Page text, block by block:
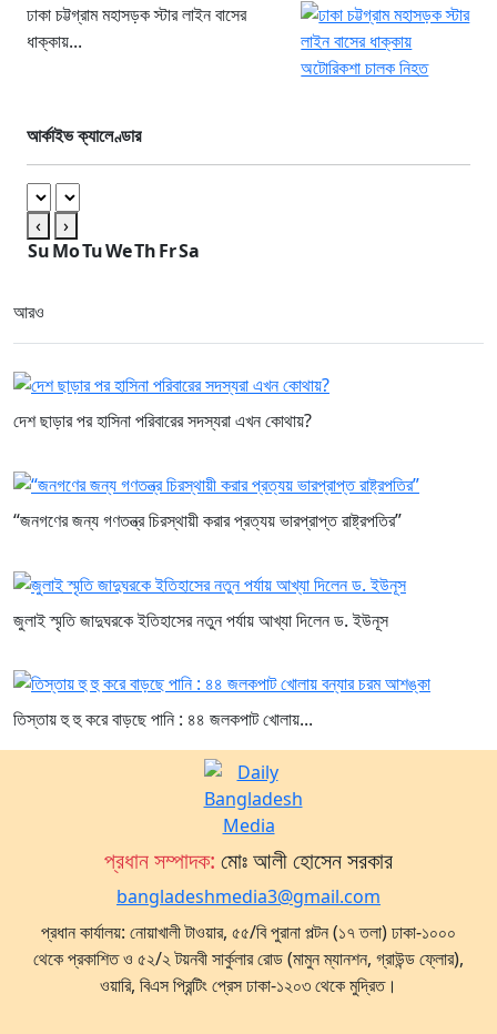
ঢাকা চট্টগ্রাম মহাসড়ক স্টার লাইন বাসের
ধাক্কায়...
আর্কাইভ ক্যালেণ্ডার
‹
›
SuMoTuWeThFrSa
আরও
দেশ ছাড়ার পর হাসিনা পরিবারের সদস্যরা এখন কোথায়?
“জনগণের জন্য গণতন্ত্র চিরস্থায়ী করার প্রত্যয় ভারপ্রাপ্ত রাষ্ট্রপতির”
জুলাই স্মৃতি জাদুঘরকে ইতিহাসের নতুন পর্যায় আখ্যা দিলেন ড. ইউনূস
তিস্তায় হু হু করে বাড়ছে পানি : ৪৪ জলকপাট খোলায়...
প্রধান সম্পাদক: মোঃ আলী হোসেন সরকার
bangladeshmedia3@gmail.com
প্রধান কার্যালয়: নোয়াখালী টাওয়ার, ৫৫/বি পুরানা পল্টন (১৭ তলা) ঢাকা-১০০০
থেকে প্রকাশিত ও ৫২/২ টয়নবী সার্কুলার রোড (মামুন ম্যানশন, গ্রাউন্ড ফ্লোর),
ওয়ারি, বিএস প্রিন্টিং প্রেস ঢাকা-১২০৩ থেকে মুদ্রিত।